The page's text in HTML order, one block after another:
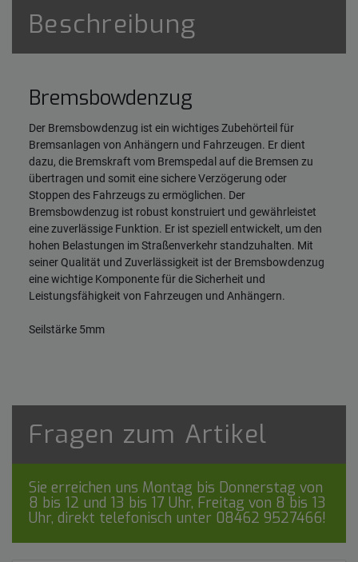
Beschreibung
Bremsbowdenzug
Der Bremsbowdenzug ist ein wichtiges Zubehörteil für
Bremsanlagen von Anhängern und Fahrzeugen. Er dient
dazu, die Bremskraft vom Bremspedal auf die Bremsen zu
übertragen und somit eine sichere Verzögerung oder
Stoppen des Fahrzeugs zu ermöglichen. Der
Bremsbowdenzug ist robust konstruiert und gewährleistet
eine zuverlässige Funktion. Er ist speziell entwickelt, um den
hohen Belastungen im Straßenverkehr standzuhalten. Mit
seiner Qualität und Zuverlässigkeit ist der Bremsbowdenzug
eine wichtige Komponente für die Sicherheit und
Leistungsfähigkeit von Fahrzeugen und Anhängern.
Seilstärke 5mm
Fragen zum Artikel
Sie erreichen uns Montag bis Donnerstag von
8 bis 12 und 13 bis 17 Uhr, Freitag von 8 bis 13
Uhr, direkt telefonisch unter 08462 9527466!